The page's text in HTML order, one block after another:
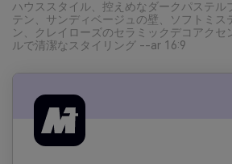
ハウススタイル、控えめなダークパステル
テン、サンディベージュの壁、ソフトミス
ン、クレイローズのセラミックデコアクセ
ルで清潔なスタイリング --ar 16:9